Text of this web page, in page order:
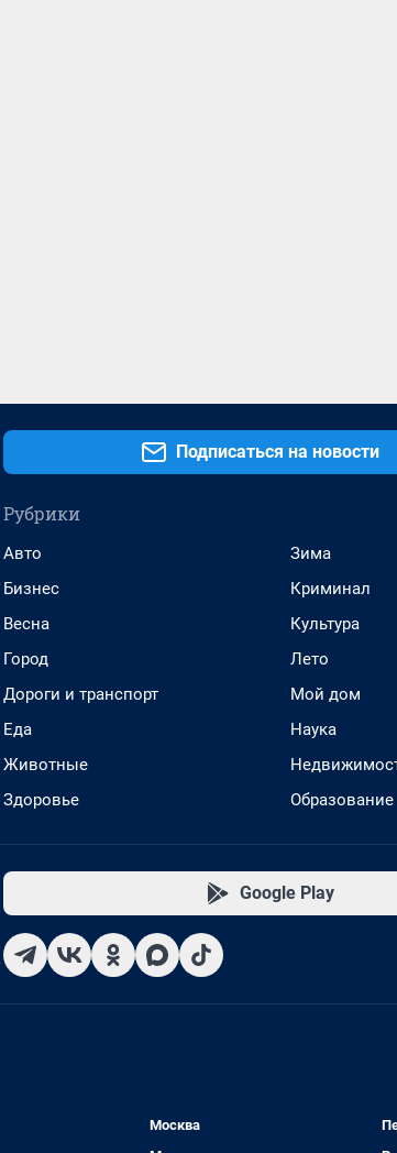
Подписаться на новости
Рубрики
Авто
Бизнес
Весна
Город
Дороги и транспорт
Еда
Животные
Здоровье
Зима
Криминал
Культура
Лето
Мой дом
Наука
Образование
Google Play
Москва